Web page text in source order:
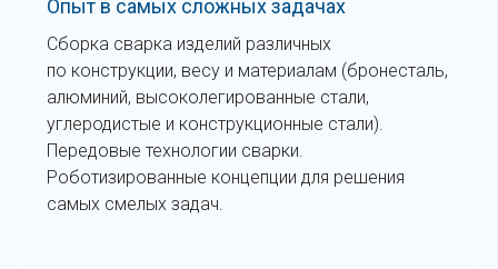
Опыт в самых сложных задачах
Сборка сварка изделий различных
по конструкции, весу и материалам (бронесталь,
алю миний, высоколегированные стали,
углеродистые и конструкционные стали).
Передовые технологии сварки.
Роботизированные концепции для решения
самых смелых задач.